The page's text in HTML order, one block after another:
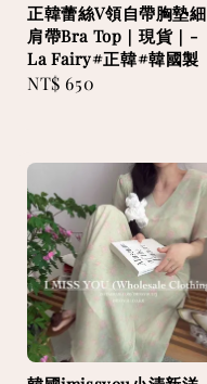
正韓蕾絲V領自帶胸墊細
肩帶Bra Top｜現貨｜-
La Fairy#正韓#韓國製
Regular
NT$ 650